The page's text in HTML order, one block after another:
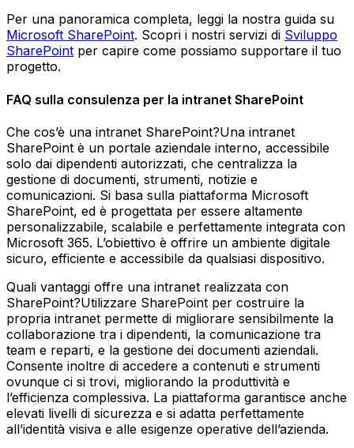
Per una panoramica completa, leggi la nostra guida su
Microsoft SharePoint. Scopri i nostri servizi di Sviluppo
SharePoint per capire come possiamo supportare il tuo
progetto.
FAQ sulla consulenza per la intranet SharePoint
Che cos’è una intranet SharePoint?Una intranet
SharePoint è un portale aziendale interno, accessibile
solo dai dipendenti autorizzati, che centralizza la
gestione di documenti, strumenti, notizie e
comunicazioni. Si basa sulla piattaforma Microsoft
SharePoint, ed è progettata per essere altamente
personalizzabile, scalabile e perfettamente integrata con
Microsoft 365. L’obiettivo è offrire un ambiente digitale
sicuro, efficiente e accessibile da qualsiasi dispositivo.
Quali vantaggi offre una intranet realizzata con
SharePoint?Utilizzare SharePoint per costruire la
propria intranet permette di migliorare sensibilmente la
collaborazione tra i dipendenti, la comunicazione tra
team e reparti, e la gestione dei documenti aziendali.
Consente inoltre di accedere a contenuti e strumenti
ovunque ci si trovi, migliorando la produttività e
l’efficienza complessiva. La piattaforma garantisce anche
elevati livelli di sicurezza e si adatta perfettamente
all’identità visiva e alle esigenze operative dell’azienda.